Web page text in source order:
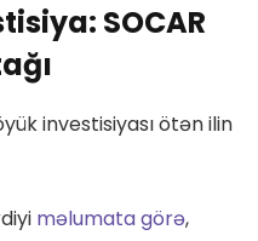
SOCAR
investisiyası ötən ilin
məlumata görə,